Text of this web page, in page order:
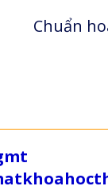
Chuẩn